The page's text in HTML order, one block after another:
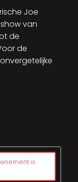
Joe
van
de
de
is